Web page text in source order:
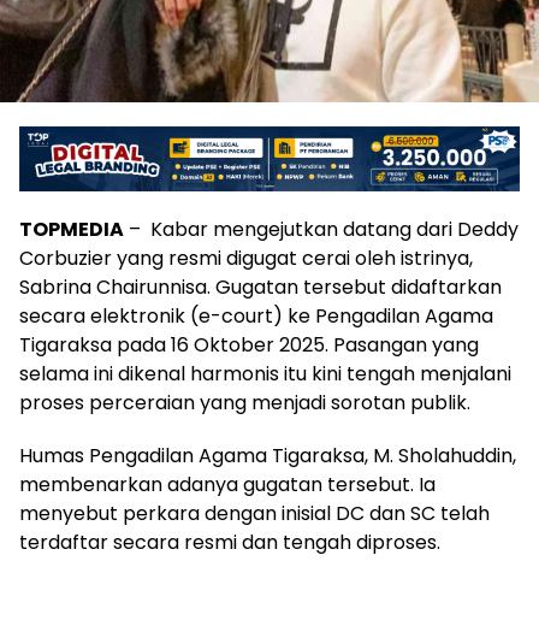
TOPMEDIA – Kabar mengejutkan datang dari Deddy
Corbuzier yang resmi digugat cerai oleh istrinya,
Sabrina Chairunnisa. Gugatan tersebut didaftarkan
secara elektronik (e-court) ke Pengadilan Agama
Tigaraksa pada 16 Oktober 2025. Pasangan yang
selama ini dikenal harmonis itu kini tengah menjalani
proses perceraian yang menjadi sorotan publik.
Humas Pengadilan Agama Tigaraksa, M. Sholahuddin,
membenarkan adanya gugatan tersebut. Ia
menyebut perkara dengan inisial DC dan SC telah
terdaftar secara resmi dan tengah diproses.